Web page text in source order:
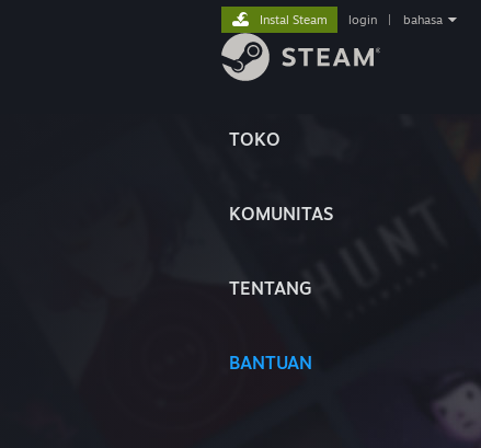
TOKO
KOMUNITAS
TENTANG
BANTUAN
Instal Steam login bahasa